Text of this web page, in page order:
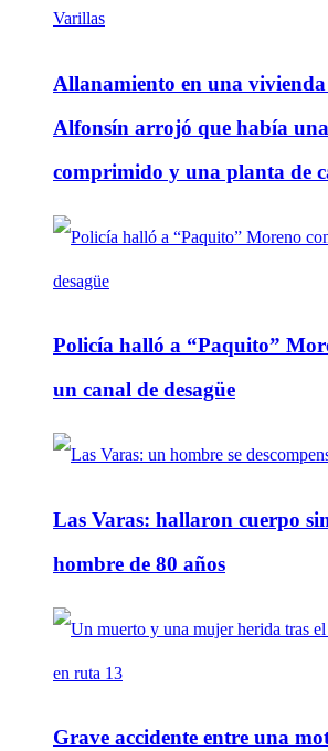
Allanamiento en una
Alfonsín arrojó que había
comprimido y una planta de
Policía halló a “Paquito”
un canal de desagüe
Las Varas: hallaron cuerpo
hombre de 80 años
Grave accidente entre una